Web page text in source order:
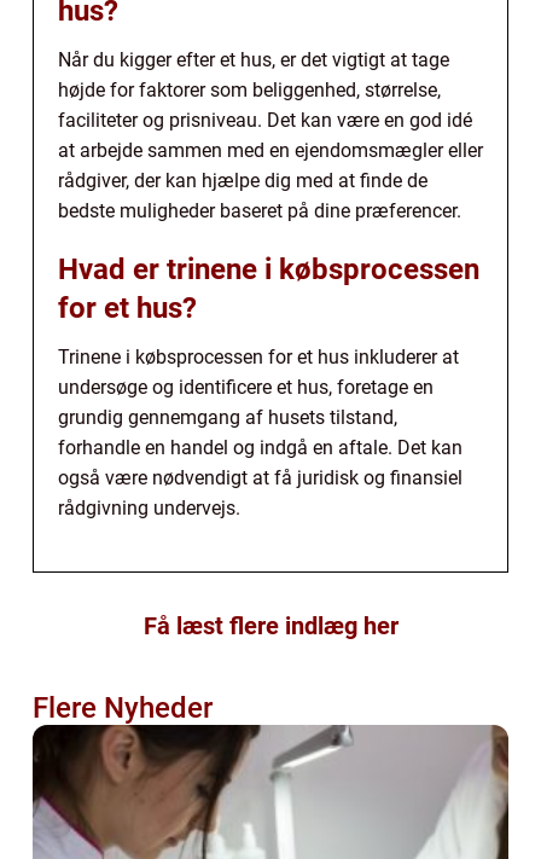
hus?
Når du kigger efter et hus, er det vigtigt at tage
højde for faktorer som beliggenhed, størrelse,
faciliteter og prisniveau. Det kan være en god idé
at arbejde sammen med en ejendomsmægler eller
rådgiver, der kan hjælpe dig med at finde de
bedste muligheder baseret på dine præferencer.
Hvad er trinene i købsprocessen
for et hus?
Trinene i købsprocessen for et hus inkluderer at
undersøge og identificere et hus, foretage en
grundig gennemgang af husets tilstand,
forhandle en handel og indgå en aftale. Det kan
også være nødvendigt at få juridisk og finansiel
rådgivning undervejs.
Få læst flere indlæg her
Flere Nyheder